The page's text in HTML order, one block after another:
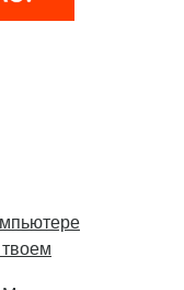
твоем